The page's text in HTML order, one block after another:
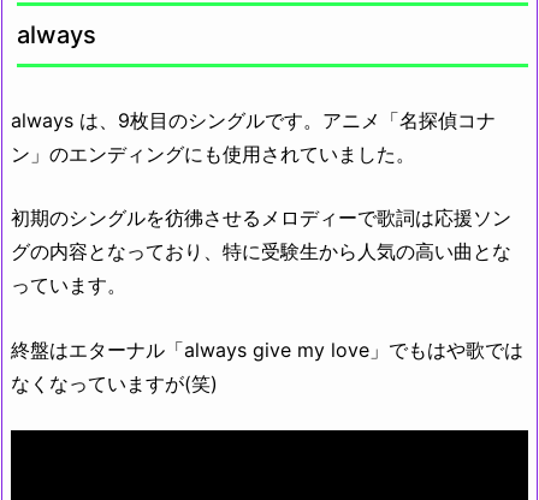
always
always は、9枚目のシングルです。アニメ「名探偵コナ
ン」のエンディングにも使用されていました。
初期のシングルを彷彿させるメロディーで歌詞は応援ソン
グの内容となっており、特に受験生から人気の高い曲とな
っています。
終盤はエターナル「always give my love」でもはや歌では
なくなっていますが(笑)